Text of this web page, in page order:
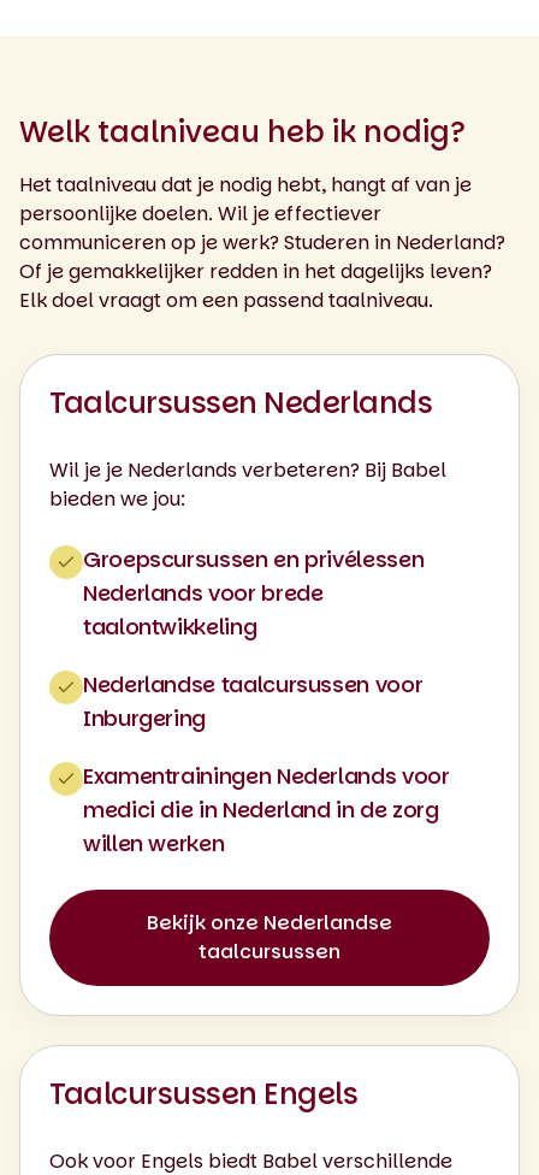
Welk taalniveau heb ik nodig?
Het taalniveau dat je nodig hebt, hangt af van je
persoonlijke doelen. Wil je effectiever
communiceren op je werk? Studeren in Nederland?
Of je gemakkelijker redden in het dagelijks leven?
Elk doel vraagt om een passend taalniveau.
Taalcursussen Nederlands
Wil je je Nederlands verbeteren? Bij Babel
bieden we jou:
Groepscursussen en privélessen
Nederlands voor brede
taalontwikkeling
Nederlandse taalcursussen voor
Inburgering
Examentrainingen Nederlands voor
medici die in Nederland in de zorg
willen werken
Bekijk onze Nederlandse
taalcursussen
Taalcursussen Engels
Ook voor Engels biedt Babel verschillende